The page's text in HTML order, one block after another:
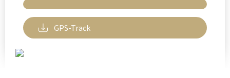
GPS-Track